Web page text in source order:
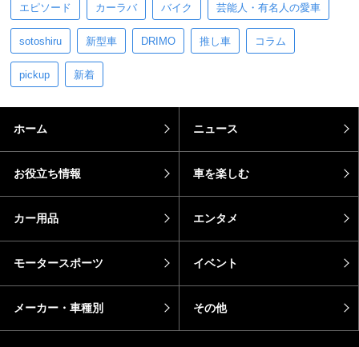
エピソード カーラバ バイク 芸能人・有名人の愛車
sotoshiru 新型車 DRIMO 推し車 コラム
pickup 新着
ホーム ニュース
お役立ち情報 車を楽しむ
カー用品 エンタメ
モータースポーツ イベント
メーカー・車種別 その他